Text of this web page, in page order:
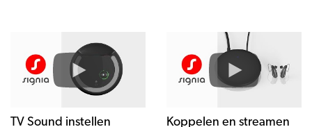
TV Sound instellen
Koppelen en streamen